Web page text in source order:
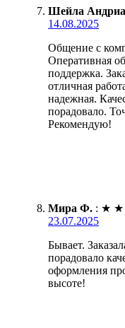
Шейла
14.08.2025
Общение с
Оперативная
поддержка.
отличная
надежная.
порадовало.
Рекомендую!
Мира Ф. : ★ ★
23.07.2025
Бывает.
порадовало
оформления
высоте!